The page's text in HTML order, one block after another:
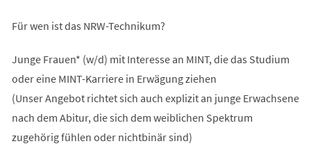
Für wen ist das NRW-Technikum?
Junge Frauen* (w/d) mit Interesse an MINT, die das Studium
oder eine MINT-Karriere in Erwägung ziehen
(Unser Angebot richtet sich auch explizit an junge Erwachsene
nach dem Abitur, die sich dem weiblichen Spektrum
zugehörig fühlen oder nichtbinär sind)